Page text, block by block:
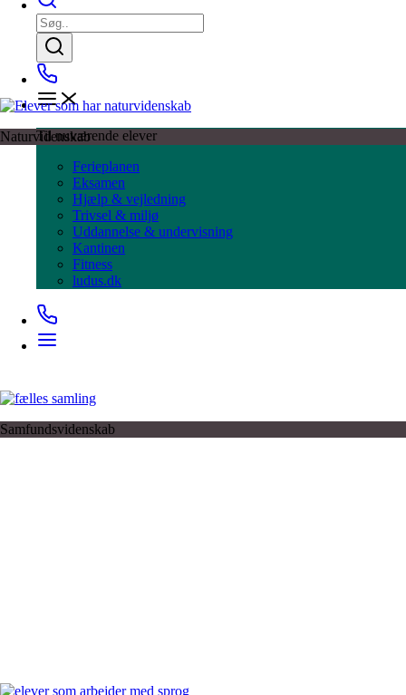
Til nuværende elever
Ferieplanen
Eksamen
Hjælp & vejledning
Trivsel & miljø
Uddannelse & undervisning
Kantinen
Fitness
ludus.dk
Naturvidenskab
Samfundsvidenskab